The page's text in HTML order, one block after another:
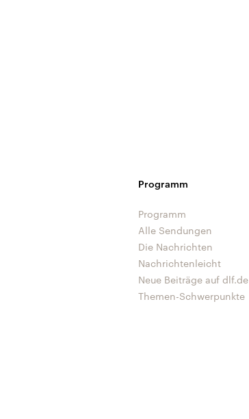
Programm
Programm
Alle Sendungen
Die Nachrichten
Nachrichtenleicht
Neue Beiträge auf dlf.de
Themen-Schwerpunkte